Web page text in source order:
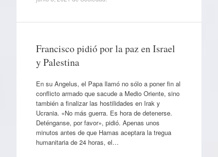
Francisco pidió por la paz en Israel
y Palestina
En su Angelus, el Papa llamó no sólo a poner fin al
conflicto armado que sacude a Medio Oriente, sino
también a finalizar las hostilidades en Irak y
Ucrania. «No más guerra. Es hora de detenerse.
Deténganse, por favor», pidió. Apenas unos
minutos antes de que Hamas aceptara la tregua
humanitaria de 24 horas, el…